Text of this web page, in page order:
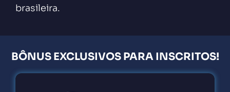
brasileira.
BÔNUS EXCLUSIVOS PARA INSCRITOS!